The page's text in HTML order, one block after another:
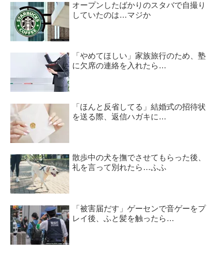
オープンしたばかりのスタバで自撮り
していたのは…マジか
「やめてほしい」家族旅行のため、塾
に欠席の連絡を入れたら…
「ほんと反省してる」結婚式の招待状
を送る際、返信ハガキに…
散歩中の犬を撫でさせてもらった後、
礼を言って別れたら…ふふ
「被害届だす」ゲーセンで音ゲーをプ
レイ後、ふと髪を触ったら…